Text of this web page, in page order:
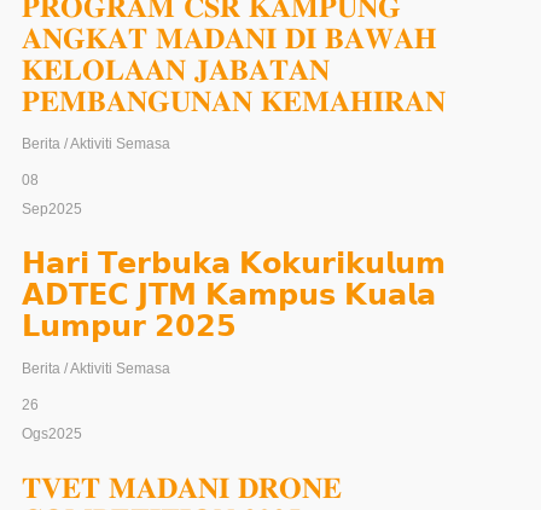
08
Sep2025
𝐏𝐑𝐎𝐆𝐑𝐀𝐌 𝐂𝐒𝐑 𝐊𝐀𝐌𝐏𝐔𝐍𝐆
𝐊𝐄𝐋𝐎𝐋𝐀𝐀𝐍 𝐉𝐀𝐁𝐀𝐓𝐀𝐍
𝐏𝐄𝐌𝐁𝐀𝐍𝐆𝐔𝐍𝐀𝐍 𝐊𝐄𝐌𝐀𝐇𝐈𝐑𝐀𝐍
08
Sep
2025
𝗛𝗮𝗿𝗶 𝗧𝗲𝗿𝗯𝘂𝗸𝗮 𝗞𝗼𝗸𝘂𝗿𝗶𝗸𝘂𝗹𝘂𝗺
𝗔𝗗𝗧𝗘𝗖 𝗝𝗧𝗠 𝗞𝗮𝗺𝗽𝘂𝘀 𝗞𝘂𝗮𝗹𝗮
𝗟𝘂𝗺𝗽𝘂𝗿 𝟮𝟬𝟮𝟱